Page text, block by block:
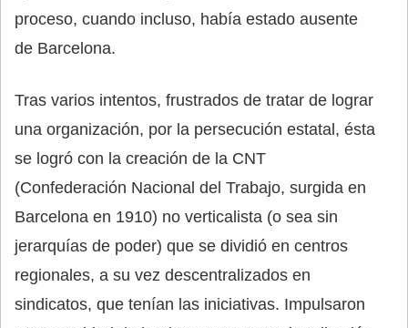
proceso, cuando incluso, había estado ausente
de Barcelona.
Tras varios intentos, frustrados de tratar de lograr
una organización, por la persecución estatal, ésta
se logró con la creación de la CNT
(Confederación Nacional del Trabajo, surgida en
Barcelona en 1910) no verticalista (o sea sin
jerarquías de poder) que se dividió en centros
regionales, a su vez descentralizados en
sindicatos, que tenían las iniciativas. Impulsaron